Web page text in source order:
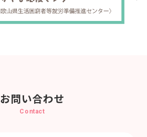
お問い合わせ
Contact